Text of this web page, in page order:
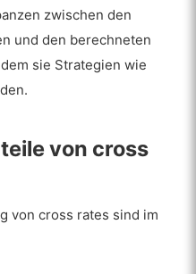
zwischen den
und den berechneten
sie Strategien wie
von cross
von cross rates sind im